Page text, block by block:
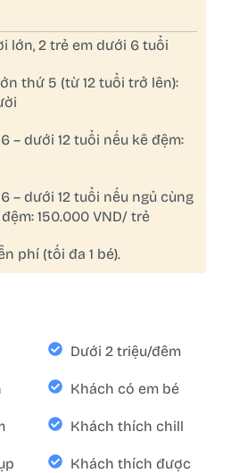
lớn, 2 trẻ em dưới 6 tuổi
thứ 5 (từ 12 tuổi trở lên):
– dưới 12 tuổi nếu kê đệm:
– dưới 12 tuổi nếu ngủ cùng
150.000 VND/ trẻ
phí (tối đa 1 bé).
Dưới 2 triệu/đêm
Khách có em bé
Khách thích chill
Khách thích được